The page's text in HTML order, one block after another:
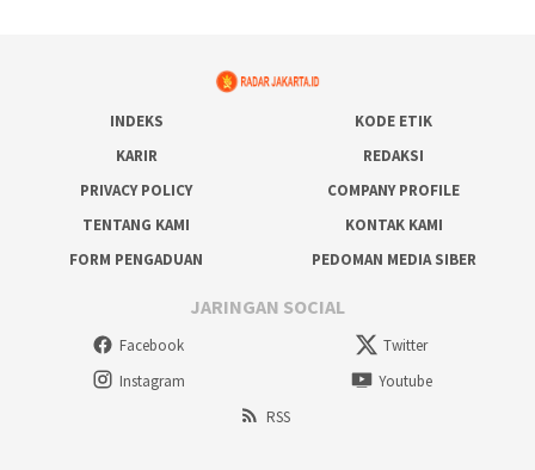
INDEKS
KODE ETIK
KARIR
REDAKSI
PRIVACY POLICY
COMPANY PROFILE
TENTANG KAMI
KONTAK KAMI
FORM PENGADUAN
PEDOMAN MEDIA SIBER
JARINGAN SOCIAL
Facebook
Twitter
Instagram
Youtube
RSS